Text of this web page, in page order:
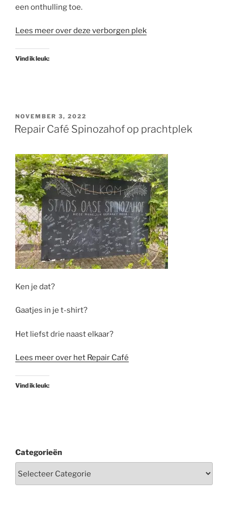
een onthulling toe.
Lees meer over deze verborgen plek
Vind ik leuk:
GEPLAATST
OP
NOVEMBER 3, 2022
Repair Café Spinozahof op prachtplek
Ken je dat?
Gaatjes in je t-shirt?
Het liefst drie naast elkaar?
Lees meer over het Repair Café
Vind ik leuk:
Categorieën